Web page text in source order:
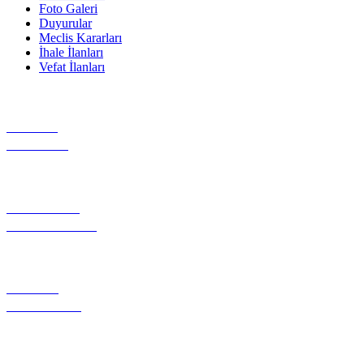
Foto Galeri
Duyurular
Meclis Kararları
İhale İlanları
Vefat İlanları